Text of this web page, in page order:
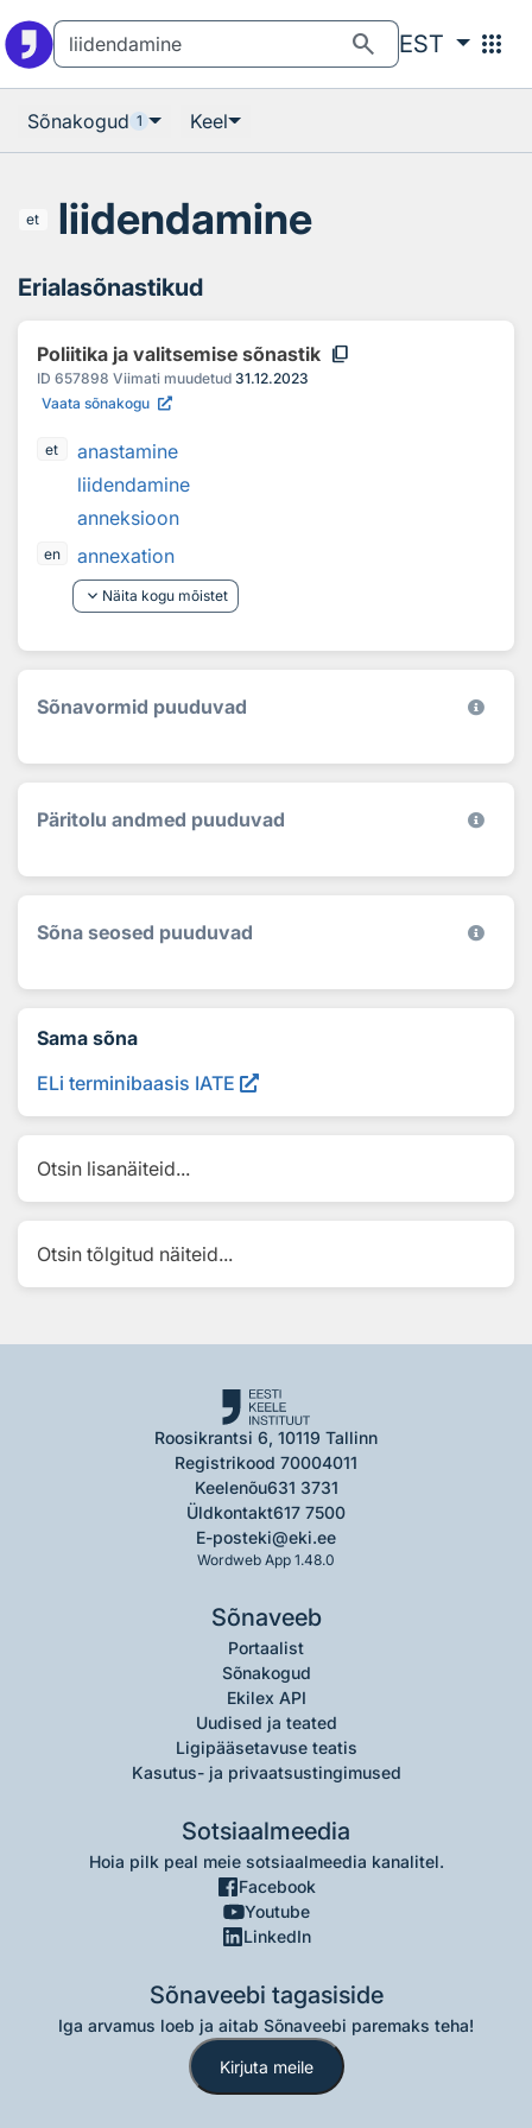
search EST apps
Sõnakogud 1 Keel
et liidendamine
Erialasõnastikud
Poliitika ja valitsemise sõnastik content_copy
ID 657898 Viimati muudetud 31.12.2023
Vaata sõnakogu
et
anastamine
liidendamine
anneksioon
en
annexation
keyboard_arrow_down Näita kogu mõistet
Sõnavormid puuduvad
Päritolu andmed puuduvad
Sõna seosed puuduvad
Sama sõna
ELi terminibaasis IATE
Otsin lisanäiteid...
Otsin tõlgitud näiteid...
Roosikrantsi 6, 10119 Tallinn
Registrikood 70004011
Keelenõu631 3731
Üldkontakt617 7500
E-posteki@eki.ee
Wordweb App 1.48.0
Sõnaveeb
Portaalist
Sõnakogud
Ekilex API
Uudised ja teated
Ligipääsetavuse teatis
Kasutus- ja privaatsustingimused
Sotsiaalmeedia
Hoia pilk peal meie sotsiaalmeedia kanalitel.
Facebook
Youtube
LinkedIn
Sõnaveebi tagasiside
Iga arvamus loeb ja aitab Sõnaveebi paremaks teha!
Kirjuta meile